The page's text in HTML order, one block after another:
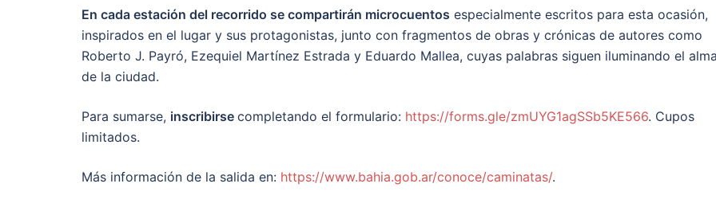
En cada estación del recorrido se compartirán microcuentos especialmente escritos para esta ocasión,
inspirados en el lugar y sus protagonistas, junto con fragmentos de obras y crónicas de autores como
Roberto J. Payró, Ezequiel Martínez Estrada y Eduardo Mallea, cuyas palabras siguen iluminando el
de la ciudad.
Para sumarse, inscribirse completando el formulario: https://forms.gle/zmUYG1agSSb5KE566. Cupos
limitados.
Más información de la salida en: https://www.bahia.gob.ar/conoce/caminatas/.